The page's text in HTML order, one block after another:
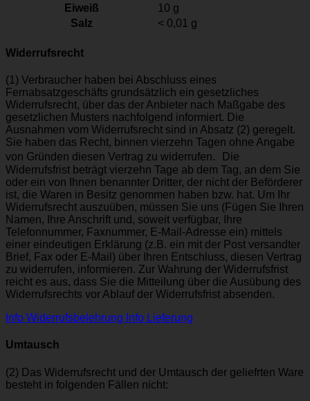
Eiweiß
10 g
Salz
< 0,01 g
Widerrufsrecht
(1) Verbraucher haben bei Abschluss eines
Fernabsatzgeschäfts grundsätzlich ein gesetzliches
Widerrufsrecht, über das der Anbieter nach Maßgabe des
gesetzlichen Musters nachfolgend informiert. Die
Ausnahmen vom Widerrufsrecht sind in Absatz (2) geregelt.
Sie haben das Recht, binnen vierzehn Tagen ohne Angabe
von Gründen diesen Vertrag zu widerrufen. Die
Widerrufsfrist beträgt vierzehn Tage ab dem Tag, an dem Sie
oder ein von Ihnen benannter Dritter, der nicht der Beförderer
ist, die Waren in Besitz genommen haben bzw. hat. Um Ihr
Widerrufsrecht auszuüben, müssen Sie uns (Fügen Sie Ihren
Namen, Ihre Anschrift und, soweit verfügbar, Ihre
Telefonnummer, Faxnummer, E-Mail-Adresse ein) mittels
einer eindeutigen Erklärung (z.B. ein mit der Post versandter
Brief, Fax oder E-Mail) über Ihren Entschluss, diesen Vertrag
zu widerrufen, informieren. Zur Wahrung der Widerrufsfrist
reicht es aus, dass Sie die Mitteilung über die Ausübung des
Widerrufsrechts vor Ablauf der Widerrufsfrist absenden.
Info Widerrufsbelehrung Info Lieferung
Umtausch
(2) Das Widerrufsrecht und der Umtausch der geliefrten Ware
besteht in folgenden Fällen nicht: